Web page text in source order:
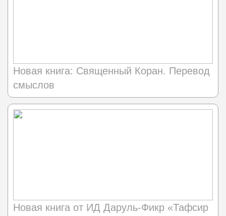
Новая книга: Священный Коран. Перевод
смыслов
Новая книга от ИД Даруль-Фикр «Тафсир